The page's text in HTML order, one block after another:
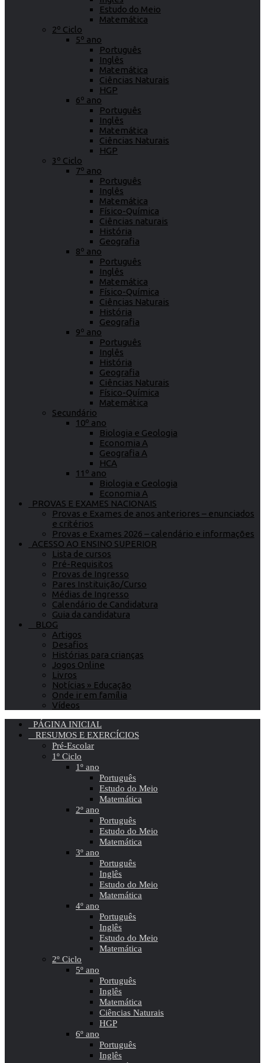
Estudo do Meio
Matemática
2º Ciclo
5º ano
Português
Inglês
Matemática
Ciências Naturais
HGP
6º ano
Português
Inglês
Matemática
Ciências Naturais
HGP
3º Ciclo
7º ano
Português
Inglês
Matemática
Físico-Química
Ciências naturais
História
Geografia
8º ano
Português
Inglês
Matemática
Físico-Química
Ciências Naturais
História
Geografia
9º ano
Português
Inglês
História
Geografia
Ciências Naturais
Físico-Química
Matemática
Secundário
10º ano
Biologia e Geologia
Economia A
Geografia A
HCA
11º ano
Biologia e Geologia
Economia A
PROVAS E EXAMES NACIONAIS
Provas e Exames de anos anteriores – enunciados
e critérios
Provas e Exames 2026 – calendário e informações
ACESSO AO ENSINO SUPERIOR
Lista de cursos
Pré-Requisitos
Provas de Ingresso
Pares Instituição/Curso
Médias de Ingresso
Calendário de Candidatura
Guia da candidatura
BLOG
Artigos
Desafios
Histórias para crianças
Jogos Online
Livros
Notícias » Educação
Onde ir em família
Vídeos
PÁGINA INICIAL
RESUMOS E EXERCÍCIOS
Pré-Escolar
1º Ciclo
1º ano
Português
Estudo do Meio
Matemática
2º ano
Português
Estudo do Meio
Matemática
3º ano
Português
Inglês
Estudo do Meio
Matemática
4º ano
Português
Inglês
Estudo do Meio
Matemática
2º Ciclo
5º ano
Português
Inglês
Matemática
Ciências Naturais
HGP
6º ano
Português
Inglês